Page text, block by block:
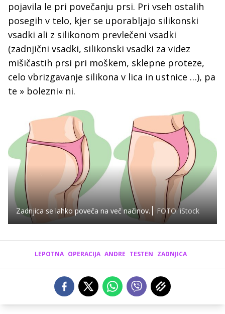
pojavila le pri povečanju prsi. Pri vseh ostalih
posegih v telo, kjer se uporabljajo silikonski
vsadki ali z silikonom prevlečeni vsadki
(zadnjični vsadki, silikonski vsadki za videz
mišičastih prsi pri moškem, sklepne proteze,
celo vbrizgavanje silikona v lica in ustnice …), pa
te » bolezni« ni.
Zadnjica se lahko poveča na več načinov. FOTO: iStock
LEPOTNA OPERACIJA ANDRE TESTEN ZADNJICA